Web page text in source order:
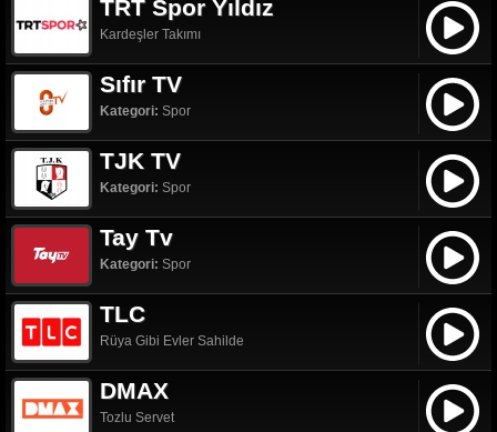
TRT Spor Yıldız
Kardeşler Takımı
Sıfır TV
Kategori: Spor
TJK TV
Kategori: Spor
Tay Tv
Kategori: Spor
TLC
Rüya Gibi Evler Sahilde
DMAX
Tozlu Servet